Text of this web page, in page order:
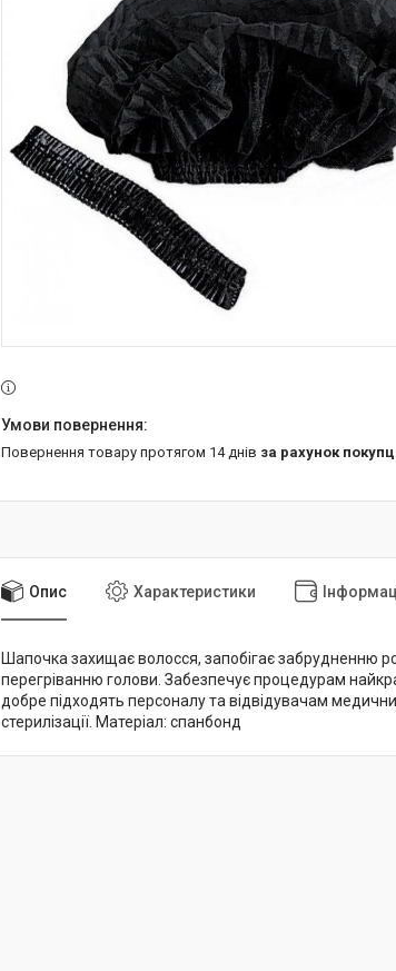
повернення товару протягом 14 днів за рахунок
Опис Характеристики
Шапочка захищає волосся, запобігає забрудненню
перегріванню голови. Забезпечує процедурам
добре підходять персоналу та відвідувачам
стерилізації. Матеріал: спанбонд